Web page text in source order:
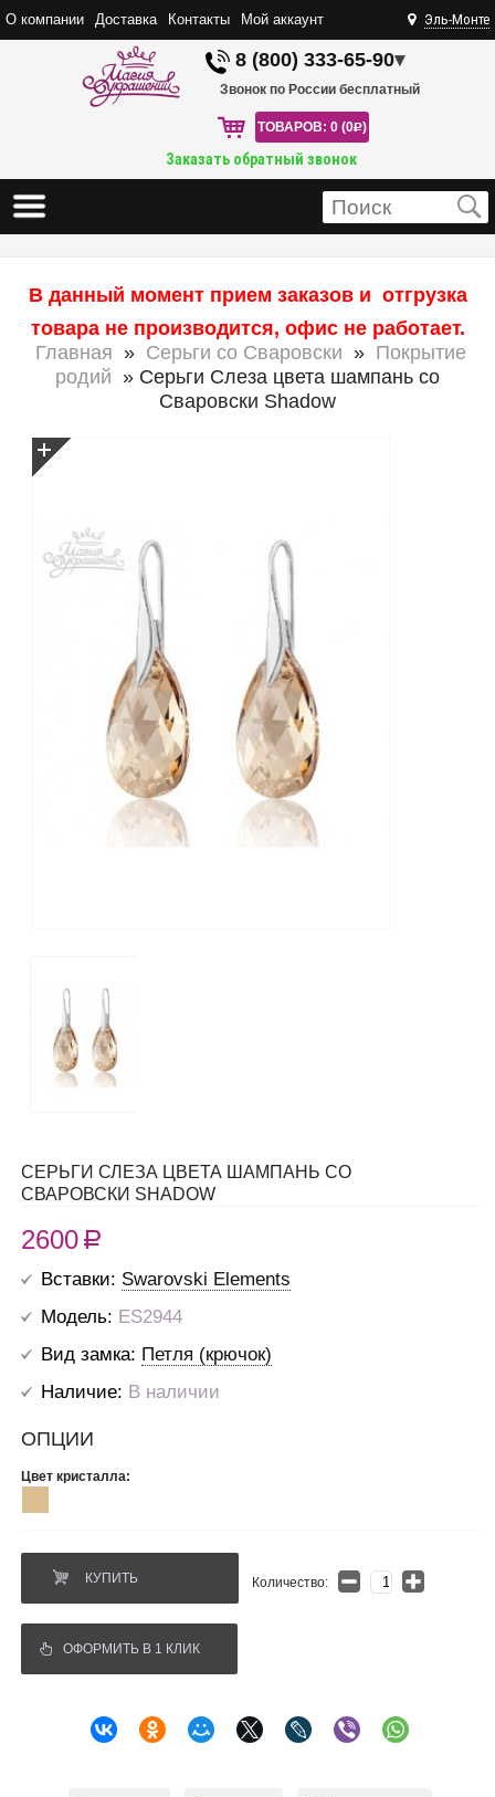
О компании Доставка Контакты Мой аккаунт Эль-Монте
8 (800) 333-65-90▾
Звонок по России бесплатный
ТОВАРОВ: 0 (0R)
Заказать обратный звонок
В данный момент прием заказов и отгрузка
товара не производится, офис не работает.
Главная » Серьги со Сваровски » Покрытие
родий » Серьги Слеза цвета шампань со
Сваровски Shadow
СЕРЬГИ СЛЕЗА ЦВЕТА ШАМПАНЬ СО
СВАРОВСКИ SHADOW
2600R
Вставки: Swarovski Elements
Модель: ES2944
Вид замка: Петля (крючок)
Наличие: В наличии
ОПЦИИ
Цвет кристалла:
КУПИТЬ Количество:
ОФОРМИТЬ В 1 КЛИК